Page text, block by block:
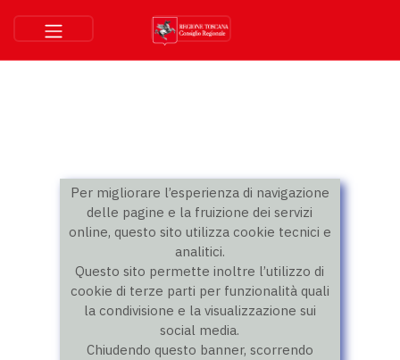
Per migliorare l’esperienza di navigazione
delle pagine e la fruizione dei servizi
online, questo sito utilizza cookie tecnici e
analitici.
Questo sito permette inoltre l’utilizzo di
cookie di terze parti per funzionalità quali
la condivisione e la visualizzazione sui
social media.
Chiudendo questo banner, scorrendo